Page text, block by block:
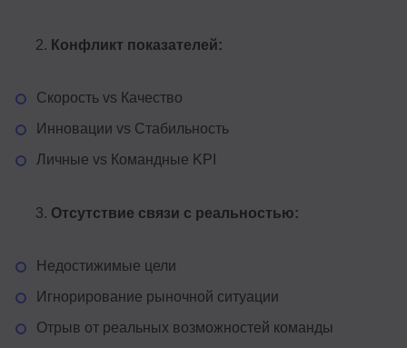
Конфликт показателей:
Скорость vs Качество
Инновации vs Стабильность
Личные vs Командные KPI
Отсутствие связи с реальностью:
Недостижимые цели
Игнорирование рыночной ситуации
Отрыв от реальных возможностей команды